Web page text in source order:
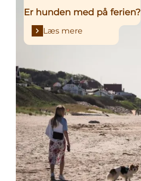
Er hunden med på ferien?
Læs mere